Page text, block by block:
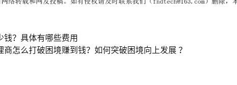
钱？具体有哪些费用
怎么打破困境赚到钱？如何突破困境向上发展 ？